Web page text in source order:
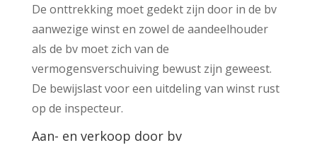
De onttrekking moet gedekt zijn door in de bv
aanwezige winst en zowel de aandeelhouder
als de bv moet zich van de
vermogensverschuiving bewust zijn geweest.
De bewijslast voor een uitdeling van winst rust
op de inspecteur.
Aan- en verkoop door bv